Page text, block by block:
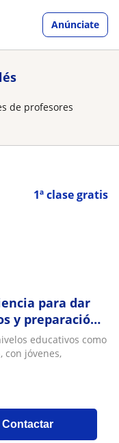
Anúnciate
de profesores
1ª clase gratis
para dar
y preparación
educativos como
con jóvenes,
Contactar